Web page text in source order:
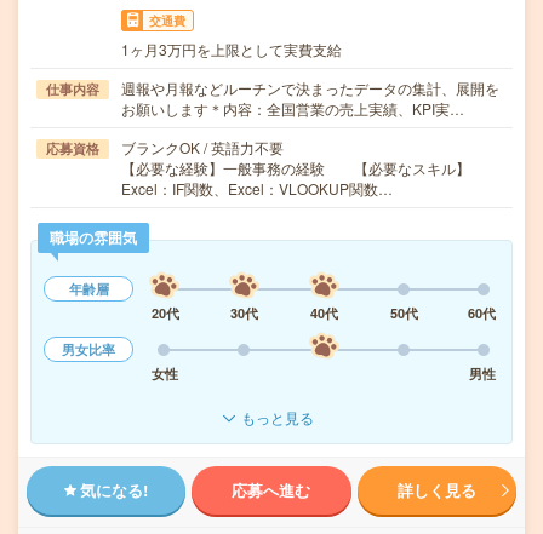
交通費
1ヶ月3万円を上限として実費支給
仕事内容
週報や月報などルーチンで決まったデータの集計、展開を
お願いします＊内容：全国営業の売上実績、KPI実…
応募資格
ブランクOK / 英語力不要
【必要な経験】一般事務の経験 【必要なスキル】
Excel：IF関数、Excel：VLOOKUP関数…
職場の雰囲気
年齢層
20代
30代 40代 50代
60代
男女比率
女性
男性
もっと見る
気になる! 応募へ進む 詳しく見る